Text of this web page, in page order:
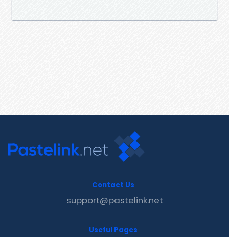
Contact Us
support@pastelink.net
Useful Pages